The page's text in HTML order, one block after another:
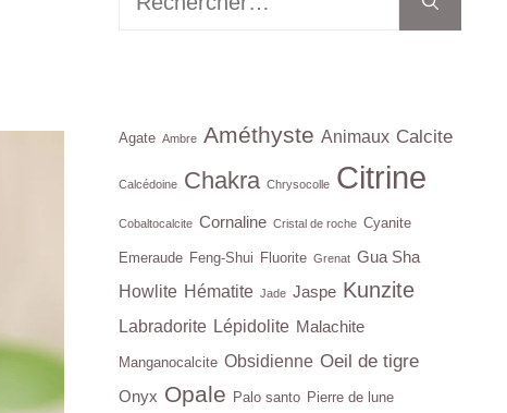
Agate Ambre Améthyste Animaux Calcite
Calcédoine Chakra Chrysocolle Citrine
Cobaltocalcite Cornaline Cristal de roche Cyanite
Emeraude Feng-Shui Fluorite Grenat Gua Sha
Howlite Hématite Jade Jaspe Kunzite
Labradorite Lépidolite Malachite
Manganocalcite Obsidienne Oeil de tigre
Onyx Opale Palo santo Pierre de lune